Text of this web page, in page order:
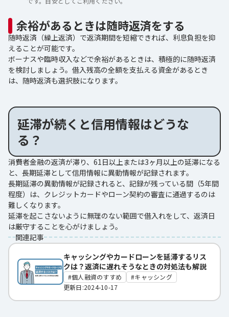
余裕があるときは随時返済をする
随時返済（繰上返済）で返済期間を短縮できれば、利息負担を抑
えることが可能です。
ボーナスや臨時収入などで余裕があるときは、積極的に随時返済
を検討しましょう。借入残高の全額を支払える資金があるとき
は、随時返済も選択肢になります。
延滞が続くと信用情報はどうな
る？
消費者金融の返済が滞り、61日以上または3ヶ月以上の延滞になる
と、長期延滞として信用情報に異動情報が記録されます。
長期延滞の異動情報が記録されると、記録が残っている間（5年間
程度）は、クレジットカードやローン契約の審査に通過するのは
難しくなります。
延滞を起こさないように無理のない範囲で借入れをして、返済日
は厳守することを心がけましょう。
関連記事
キャッシングやカードローンを延滞するリス
クは？返済に遅れそうなときの対処法も解説
個人融資のすすめ
キャッシング
更新日:2024-10-17